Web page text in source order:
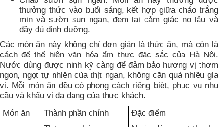
thưởng thức vào buổi sáng, kết hợp giữa cháo trắng
mịn và sườn sụn ngan, đem lại cảm giác no lâu và
đầy đủ dinh dưỡng.
Các món ăn này không chỉ đơn giản là thức ăn, mà còn là
cách để thể hiện văn hóa ẩm thực đặc sắc của Hà Nội.
Nước dùng được ninh kỹ càng để đảm bảo hương vị thơm
ngon, ngọt tự nhiên của thịt ngan, không cần quá nhiều gia
vị. Mỗi món ăn đều có phong cách riêng biệt, phục vụ nhu
cầu và khẩu vị đa dạng của thực khách.
Món ăn
Thành phần chính Đặc điểm